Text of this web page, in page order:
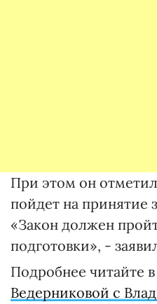
При этом он
пойдет на принятие
«Закон должен
подготовки», -
Подробнее читайте в
Ведерниковой с